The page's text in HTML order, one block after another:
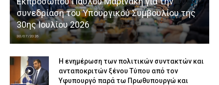
συνεδρίαση του Υπουργικού Συμβουλίου της
30ης Ιουλίου 2026
30/07/2026
Η ενημέρωση των πολιτικών συντακτών και
ανταποκριτών ξένου Τύπου από τον
Υφυπουργό παρά τω Πρωθυπουργώ και